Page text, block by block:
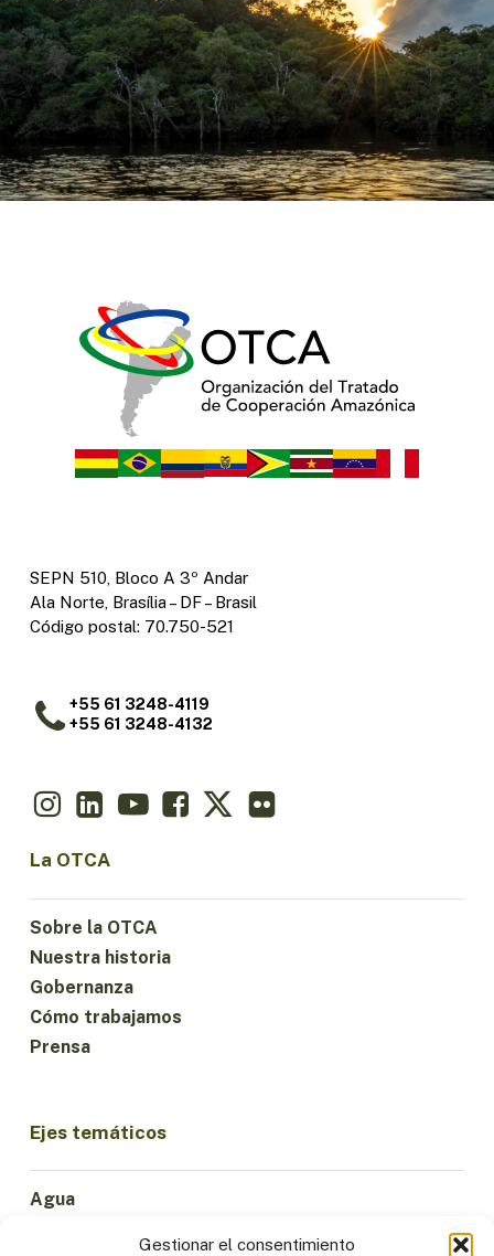
Gestionar el consentimiento
SEPN 510, Bloco A 3º Andar
Ala Norte, Brasília – DF – Brasil
Código postal: 70.750-521
+55 61 3248-4119
+55 61 3248-4132
La OTCA
Sobre la OTCA
Nuestra historia
Gobernanza
Cómo trabajamos
Prensa
Ejes temáticos
Agua